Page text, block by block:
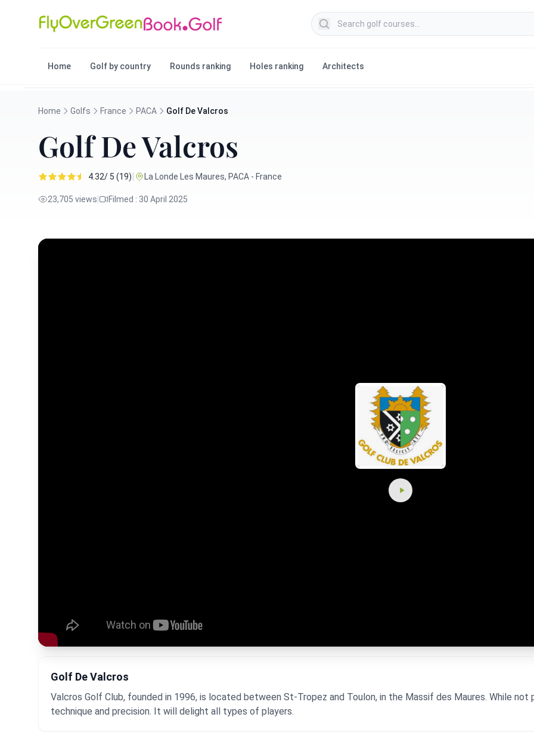
Search golf courses
Home Golf by country Rounds ranking Holes ranking Architects
Home Golfs France PACA Golf De Valcros
Golf De Valcros
4.32/ 5 (19)| La Londe Les Maures, PACA - France
23,705 views Filmed : 30 April 2025
Golf De Valcros
Valcros Golf Club, founded in 1996, is located between St-Tropez and Toulon, in the Massif des Maures. While
technique and precision. It will delight all types of players.